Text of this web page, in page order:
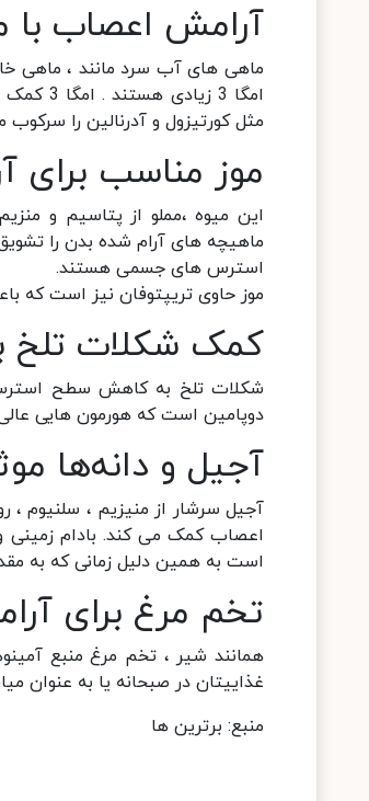
آرامش اعصاب
ماهی های آب سرد مانند ، ماهی
مثل کورتیزول و آدرنالین را سرکوب می کند .
موز مناسب برای
این میوه ،مملو از پتاسیم و
ماهیچه های آرام شده بدن را
استرس های جسمی هستند.
موز حاوی تریپتوفان نیز است که
کمک شکلات
شکلات تلخ به کاهش سطح
دوپامین است که هورمون هایی عالی
آجیل و دانه‌ها
اعصاب کمک می کند. بادام زمینی و
است به همین دلیل زمانی که به
تخم مرغ برای
همانند شیر ، تخم مرغ منبع
غذاییتان در صبحانه یا به عنوان
منبع: برترین ها